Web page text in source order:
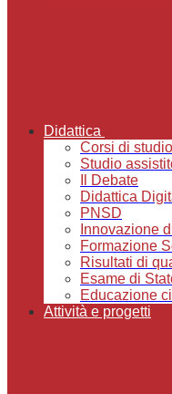
Didattica
Corsi di studio
Studio
Il Debate
Didattica
PNSD
Innovazione
Formazione
Risultati di
Esame di
Educazione
Attività e progetti